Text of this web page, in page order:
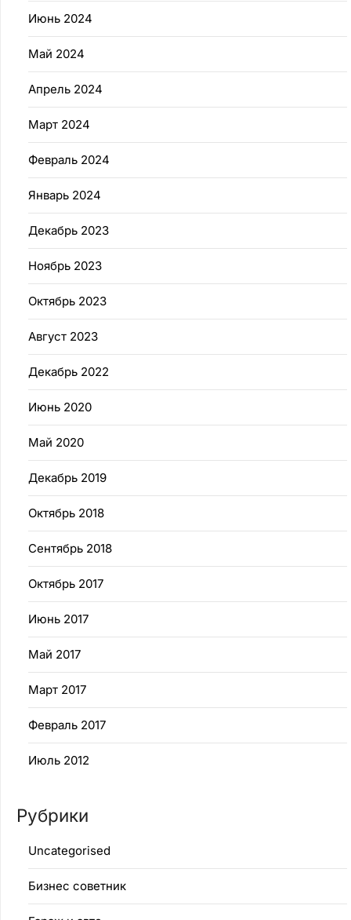
Июнь 2024
Май 2024
Апрель 2024
Март 2024
Февраль 2024
Январь 2024
Декабрь 2023
Ноябрь 2023
Октябрь 2023
Август 2023
Декабрь 2022
Июнь 2020
Май 2020
Декабрь 2019
Октябрь 2018
Сентябрь 2018
Октябрь 2017
Июнь 2017
Май 2017
Март 2017
Февраль 2017
Июль 2012
Рубрики
Uncategorised
Бизнес советник